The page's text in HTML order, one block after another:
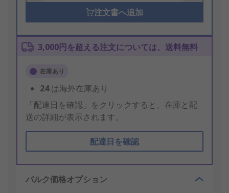
注文書へ追加
3,000円を超える注文については、送料無料
在庫あり
24は海外在庫あり
「配達日を確認」をクリックすると、在庫と配
送の詳細が表示されます。
配達日を確認
バルク価格オプション